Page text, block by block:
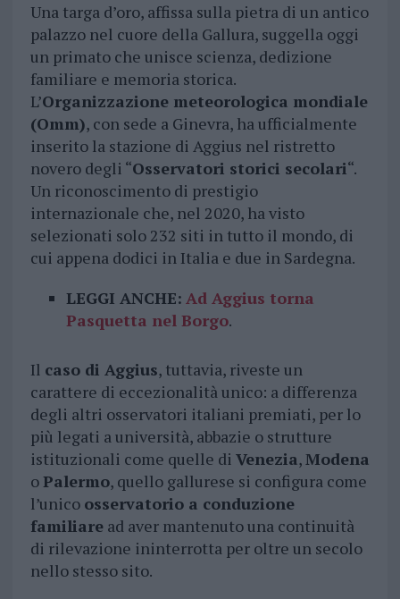
Una targa d’oro, affissa sulla pietra di un antico
palazzo nel cuore della Gallura, suggella oggi
un primato che unisce scienza, dedizione
familiare e memoria storica.
L’Organizzazione meteorologica mondiale
(Omm), con sede a Ginevra, ha ufficialmente
inserito la stazione di Aggius nel ristretto
novero degli “Osservatori storici secolari“.
Un riconoscimento di prestigio
internazionale che, nel 2020, ha visto
selezionati solo 232 siti in tutto il mondo, di
cui appena dodici in Italia e due in Sardegna.
LEGGI ANCHE: Ad Aggius torna
Pasquetta nel Borgo.
Il caso di Aggius, tuttavia, riveste un
carattere di eccezionalità unico: a differenza
degli altri osservatori italiani premiati, per lo
più legati a università, abbazie o strutture
istituzionali come quelle di Venezia,Modena
oPalermo, quello gallurese si configura come
l’unico osservatorio a conduzione
familiaread aver mantenuto una continuità
di rilevazione ininterrotta per oltre un secolo
nello stesso sito.